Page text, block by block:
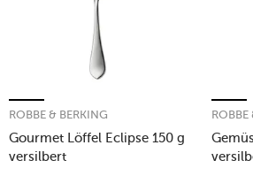
Gourmet Löffel Eclipse 150 g
versilbert
ROBBE & BERKING ROBBE